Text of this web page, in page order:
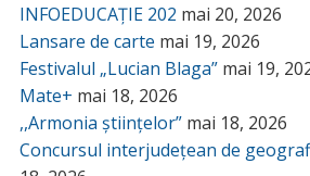
INFOEDUCAȚIE 202 mai 20, 2026
Lansare de carte mai 19, 2026
Festivalul „Lucian Blaga” mai 19,
Mate+ mai 18, 2026
,,Armonia științelor” mai 18, 2026
Concursul interjudețean de